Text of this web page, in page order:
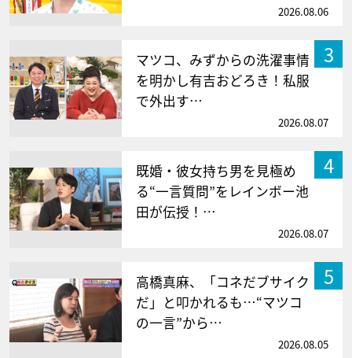
2026.08.06
3
マツコ、みずからの洗濯事情
を明かし有吉おどろき！私服
で外出す…
2026.08.07
4
既婚・彼女持ち男を見極め
る“一言質問”をレインボー池
田が伝授！…
2026.08.07
5
高橋真麻、「コネだブサイク
だ」と叩かれるも…“マツコ
の一言”から…
2026.08.05